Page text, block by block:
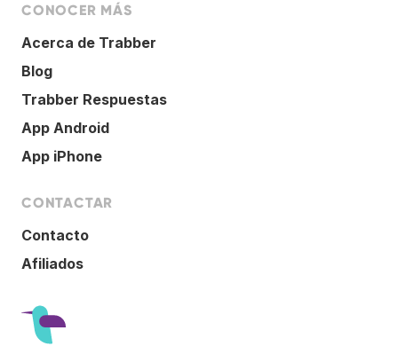
CONOCER MÁS
Acerca de Trabber
Blog
Trabber Respuestas
App Android
App iPhone
CONTACTAR
Contacto
Afiliados